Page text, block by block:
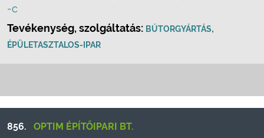
-c
Tevékenység, szolgáltatás: BÚTORGYÁRTÁS,
ÉPÜLETASZTALOS-IPAR
856. OPTIM ÉPÍTŐIPARI BT.